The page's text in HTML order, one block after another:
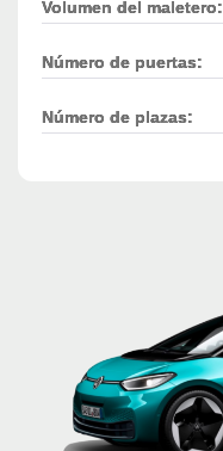
Volumen del maletero:
Número de puertas:
Número de plazas: